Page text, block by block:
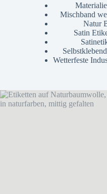
Mischband
Natur
Satin
Wetterfeste